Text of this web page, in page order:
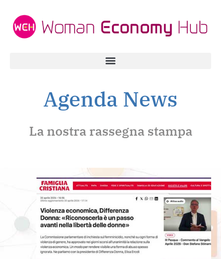
Agenda News
La nostra rassegna stampa